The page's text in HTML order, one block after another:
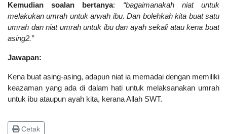
Kemudian soalan bertanya: “bagaimanakah niat untuk
melakukan umrah untuk arwah ibu. Dan bolehkah kita buat satu
umrah dan niat umrah untuk ibu dan ayah sekali atau kena buat
asing2.”
Jawapan:
Kena buat asing-asing, adapun niat ia memadai dengan memiliki
keazaman yang ada di dalam hati untuk melaksanakan umrah
untuk ibu ataupun ayah kita, kerana Allah SWT.
Cetak